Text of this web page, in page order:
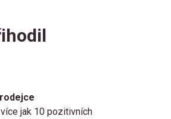
jak 10 pozitivních